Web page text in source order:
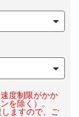
度制限がかか
を除く）。
ますので、ご